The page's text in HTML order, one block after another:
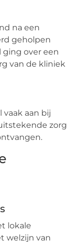
na een
geholpen
ging over een
van de kliniek
vaak aan bij
zorg
lokale
welzijn van